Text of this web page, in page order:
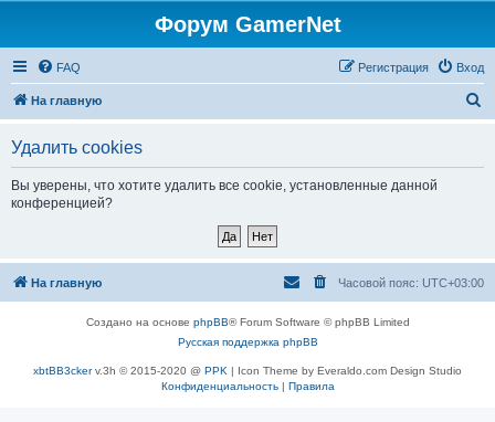
Форум GamerNet
FAQ Вход
Регистрация
На главную
Удалить cookies
Вы уверены, что хотите удалить все cookie, установленные данной
конференцией?
На главную Часовой пояс: UTC+03:00
Создано на основе phpBB® Forum Software © phpBB Limited
Русская поддержка phpBB
xbtBB3ckerv.3h © 2015-2020 @ PPK | Icon Theme by Everaldo.com Design Studio
Конфиденциальность| Правила